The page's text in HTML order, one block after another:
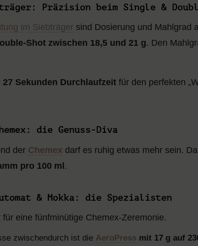
Präzision beim Single &
im Siebträger sind Dosierung und Mahlgrad
Shot zwischen 18,5 und 21 g. Den
27 Sekunden Durchlaufzeit für den perfekten
die Genuss-Diva
der Chemex darf es ruhig etwas mehr sein.
pro 100 ml.
& Mokka: die Spezialisten
eine fünfminütige Chemex-Zeremonie.
zwischendurch ist die AeroPress mit 17 g auf